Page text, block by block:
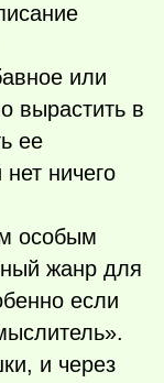
или
вырастить в
ее
ничего
особым
жанр для
если
и через